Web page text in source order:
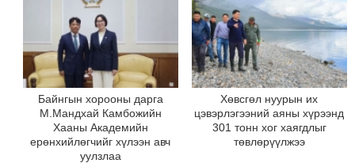
Байнгын хорооны дарга
М.Мандхай Камбожийн
Хааны Академийн
ерөнхийлөгчийг хүлээн авч
уулзлаа
Хөвсгөл нуурын их
цэвэрлэгээний аяны хүрээнд
301 тонн хог хаягдлыг
төвлөрүүлжээ